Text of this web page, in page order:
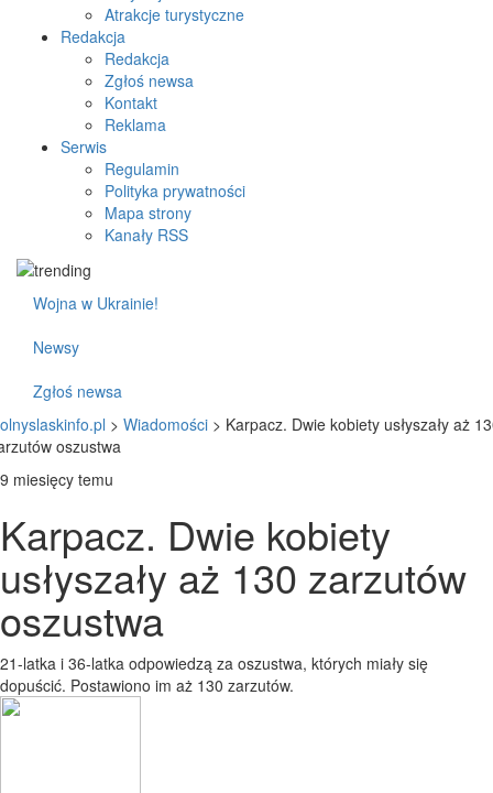
Atrakcje turystyczne
Redakcja
Redakcja
Zgłoś newsa
Kontakt
Reklama
Serwis
Regulamin
Polityka prywatności
Mapa strony
Kanały RSS
Wojna w Ukrainie!
Newsy
Zgłoś newsa
> Wiadomości > Karpacz. Dwie kobiety usłyszały aż
oszustwa
9 miesięcy temu
Karpacz. Dwie kobiety
usłyszały aż 130 zarzutów
oszustwa
21-latka i 36-latka odpowiedzą za oszustwa, których miały się
dopuścić. Postawiono im aż 130 zarzutów.